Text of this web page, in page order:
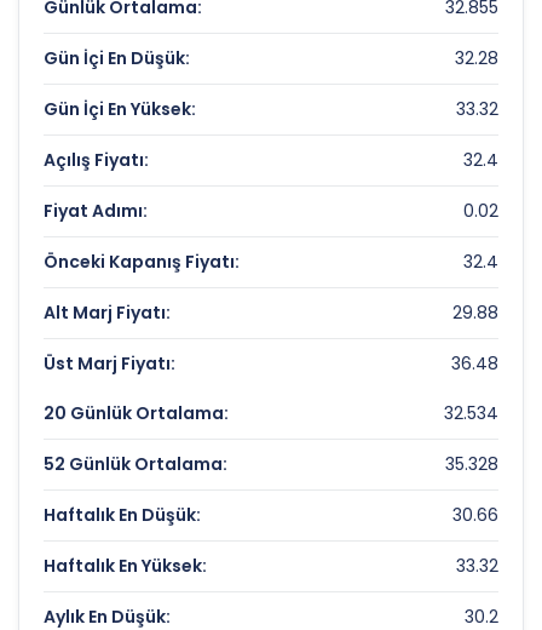
MACKOLIK INTERNET HIZMETLERI
Değerleme Çarpanları
Fiyat/Kazanç (F/K):
11.47
Piyasa Değeri/Defter Değeri (PD/DD):
4.06
MACKOLIK INTERNET HIZMETLERI Rekorlar
ve Önemli Seviyeler
Bugün Gördüğü En Yüksek Fiyat:
Son 1 Yılın Zirvesi:
45.17763074 TL
Son 1 Yılın Dibi:
22.50428342 TL
Günlük Ortalama: 32.855
Gün İçi En Düşük: 32.28
Gün İçi En Yüksek: 33.32
Açılış Fiyatı: 32.4
Fiyat Adımı: 0.02
Önceki Kapanış Fiyatı: 32.4
Alt Marj Fiyatı: 29.88
Üst Marj Fiyatı: 36.48
20 Günlük Ortalama: 32.534
52 Günlük Ortalama: 35.328
Haftalık En Düşük: 30.66
Haftalık En Yüksek: 33.32
Aylık En Düşük: 30.2